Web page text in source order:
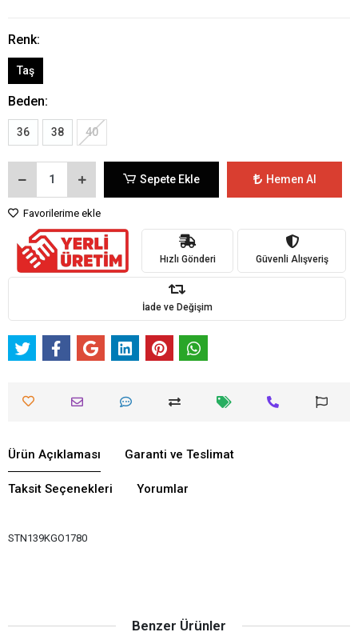
Renk:
Taş
Beden:
36 38 40
Sepete Ekle Hemen Al
Favorilerime ekle
Hızlı Gönderi Güvenli Alışveriş
İade ve Değişim
Ürün Açıklaması Garanti ve Teslimat
Taksit Seçenekleri Yorumlar
STN139KGO1780
Benzer Ürünler